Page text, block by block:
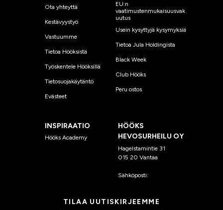
Ota yhteyttä
Kestävyystyö
Vastuumme
Tietoa Hööksistä
Työskentele Hööksillä
Tietosuojakäytäntö
Evästeet
EU:n
vaatimustenmukaisuusvak
uutus
Usein kysyttyjä kysymyksiä
Tietoa Jula Holdingista
Black Week
Club Hööks
Peru ostos
INSPIRAATIO
Hööks Academy
HÖÖKS
HEVOSURHEILU OY
Hagelstamintie 31
015 20 Vantaa
Sähköposti:
TILAA UUTISKIRJEEMME